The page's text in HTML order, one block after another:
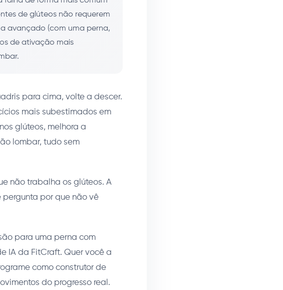
de glúteos não requerem
avançado (com uma perna,
de ativação mais
para cima, volte a descer.
mais subestimados em
glúteos, melhora a
lombar, tudo sem
não trabalha os glúteos. A
pergunta por que não vê
para uma perna com
IA da FitCraft. Quer você a
como construtor de
do progresso real.